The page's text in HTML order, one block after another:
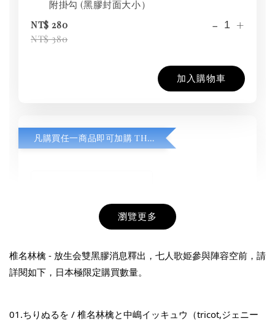
附掛勾 (黑膠封面大小）
NT$ 280
NT$ 380
- +
加入購物車
凡購買任一商品即可加購 THT 九週年紀念 T-shirt
THT 九週年紀念 T-shirt
瀏覽更多
椎名林檎 - 放生会雙黑膠消息釋出，七人歌姫參與陣容空前，請
詳閱如下，日本極限定購買數量。
01.ちりぬるを / 椎名林檎と中嶋イッキュウ（tricot,ジェニー